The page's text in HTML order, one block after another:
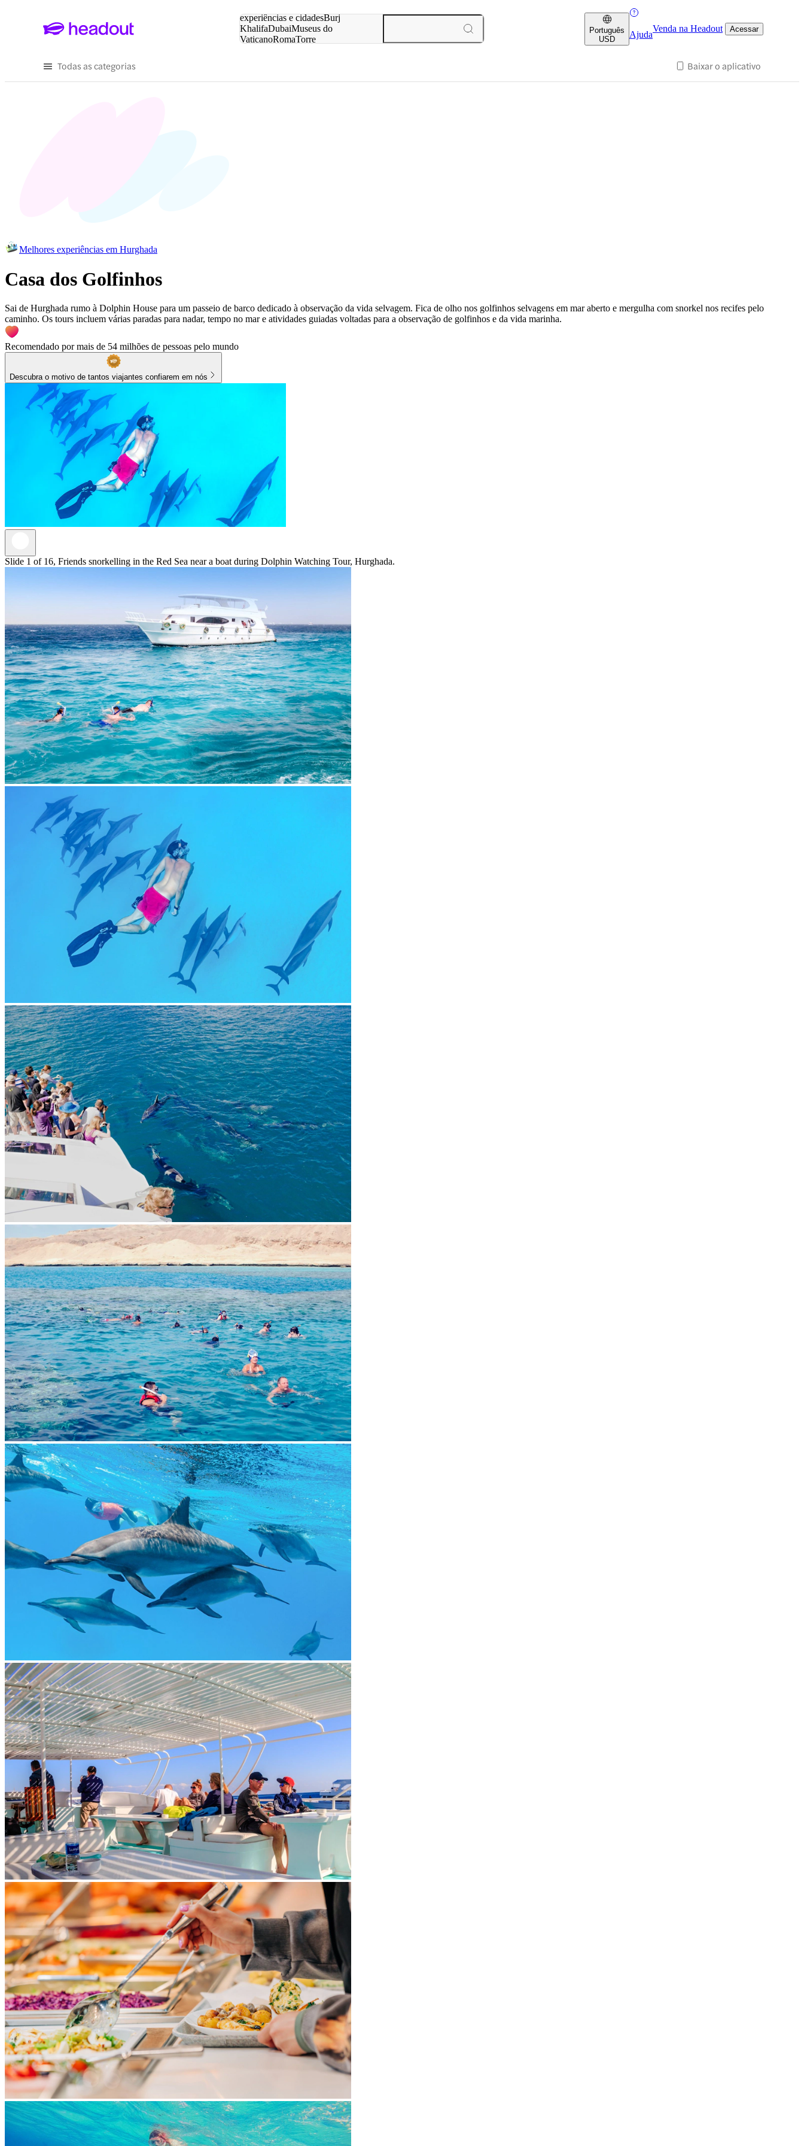
experiências e cidadesBurj
KhalifaDubaiMuseus do
VaticanoRomaTorre
Português
USD
Ajuda
Venda na Headout Acessar
Todas as categorias Baixar o aplicativo
Melhores experiências em Hurghada
Casa dos Golfinhos
Sai de Hurghada rumo à Dolphin House para um passeio de barco dedicado à observação da vida selvagem. Fica de olho nos golfinhos selvagens em mar aberto e mergulha com snorkel nos recifes pelo
caminho. Os tours incluem várias paradas para nadar, tempo no mar e atividades guiadas voltadas para a observação de golfinhos e da vida marinha.
Recomendado por mais de 54 milhões de pessoas pelo mundo
Descubra o motivo de tantos viajantes confiarem em nós
Slide 1 of 16, Friends snorkelling in the Red Sea near a boat during Dolphin Watching Tour, Hurghada.